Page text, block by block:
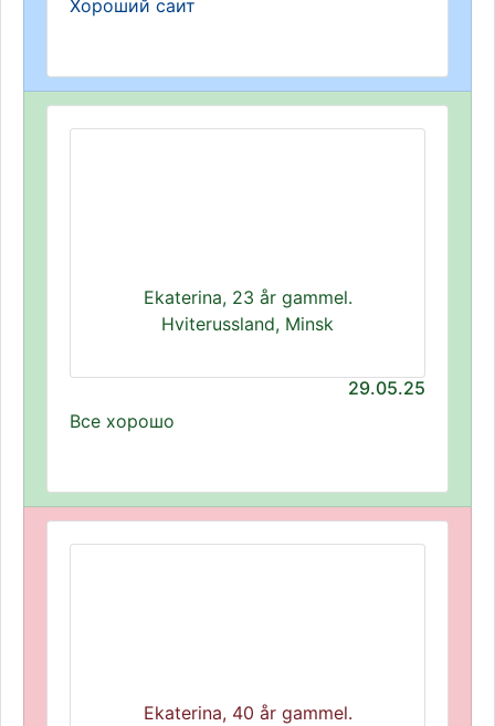
Хороший саит
Ekaterina, 23 år gammel.
Hviterussland, Minsk
29.05.25
Все хорошо
Ekaterina, 40 år gammel.